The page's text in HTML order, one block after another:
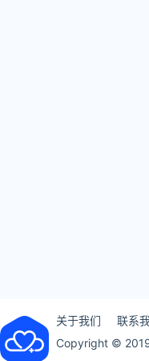
关于我们 联系
Copyright ©